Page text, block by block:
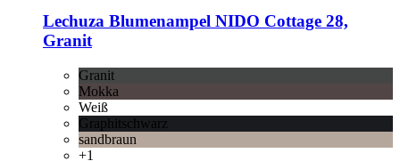
Lechuza Blumenampel NIDO Cottage 28,
Granit
Granit
Mokka
Weiß
Graphitschwarz
sandbraun
+1